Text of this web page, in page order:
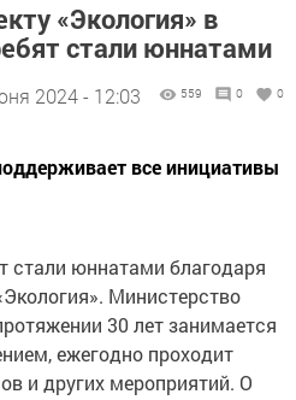
«Экология» в
стали юннатами
2024 - 12:03 559 0 0
все инициативы
стали юннатами благодаря
Министерство
30 лет занимается
ежегодно проходит
и других мероприятий. О